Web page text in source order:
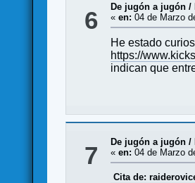
6 De jugón a jugón /
«en: 04 de Marzo
He estado
https://
indican que
7 De jugón a jugón /
«en: 04 de Marzo
Cita de: